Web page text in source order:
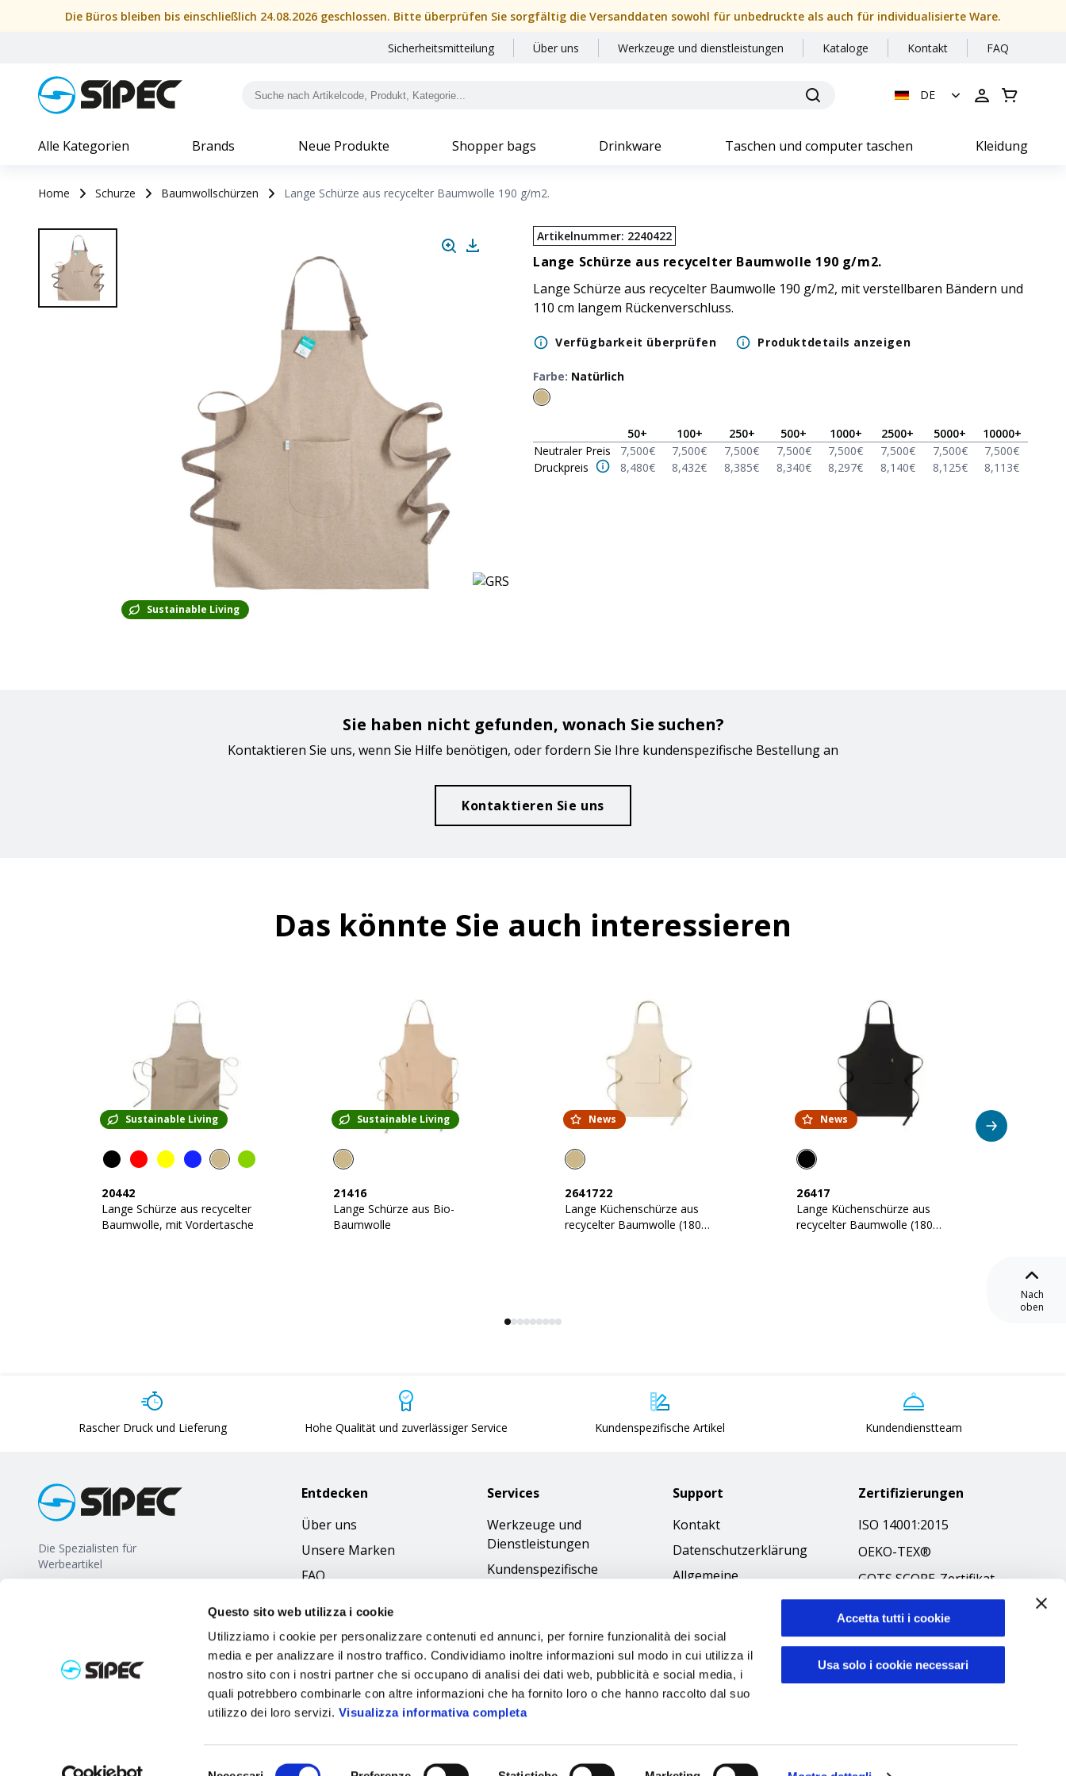
Questo sito web utilizza i cookie
Utilizziamo i cookie per personalizzare contenuti ed annunci, per fornire funzionalità dei social
media e per analizzare il nostro traffico. Condividiamo inoltre informazioni sul modo in cui utilizza il
nostro sito con i nostri partner che si occupano di analisi dei dati web, pubblicità e social media, i
quali potrebbero combinarle con altre informazioni che ha fornito loro o che hanno raccolto dal suo
utilizzo dei loro servizi. Visualizza informativa completa
Accetta tutti i cookie
Usa solo i cookie necessari
Die Büros bleiben bis einschließlich 24.08.2026 geschlossen. Bitte überprüfen Sie sorgfältig die Versanddaten sowohl für unbedruckte als auch für individualisierte Ware.
Sicherheitsmitteilung Über uns Werkzeuge und dienstleistungen Kataloge Kontakt FAQ
DE
Alle Kategorien Brands Neue Produkte Shopper bags Drinkware Taschen und computer taschen Kleidung
Home Schurze Baumwollschürzen Lange Schürze aus recycelter Baumwolle 190 g/m2.
Sustainable Living
Artikelnummer: 2240422
Lange Schürze aus recycelter Baumwolle 190 g/m2.
Lange Schürze aus recycelter Baumwolle 190 g/m2, mit verstellbaren Bändern und
110 cm langem Rückenverschluss.
Verfügbarkeit überprüfen Produktdetails anzeigen
Farbe: Natürlich
50+ 100+ 250+ 500+ 1000+ 2500+ 5000+ 10000+
Neutraler Preis
7,500€ 7,500€ 7,500€ 7,500€ 7,500€ 7,500€ 7,500€ 7,500€
Druckpreis
8,480€ 8,432€ 8,385€ 8,340€ 8,297€ 8,140€ 8,125€ 8,113€
Sie haben nicht gefunden, wonach Sie suchen?
Kontaktieren Sie uns, wenn Sie Hilfe benötigen, oder fordern Sie Ihre kundenspezifische Bestellung an
Kontaktieren Sie uns
Das könnte Sie auch interessieren
Sustainable Living
20442
Lange Schürze aus recycelter
Baumwolle, mit Vordertasche
Sustainable Living
21416
Lange Schürze aus Bio-
Baumwolle
News
2641722
Lange Küchenschürze aus
recycelter Baumwolle (180
News
26417
Lange Küchenschürze aus
recycelter Baumwolle (180
Nach
oben
Rascher Druck und Lieferung Hohe Qualität und zuverlässiger Service Kundenspezifische Artikel Kundendienstteam
Die Spezialisten für
Werbeartikel
Entdecken
Über uns
Unsere Marken
FAQ
Services
Werkzeuge und
Dienstleistungen
Kundenspezifische
Bilder-Download
Support
Kontakt
Datenschutzerklärung
Allgemeine
Accessibilità
Ethikkodex
Zertifizierungen
ISO 14001:2015
OEKO-TEX®
GOTS SCOPE-Zertifikat
GRS SCOPE-Zertifikat
Umweltpolitik
Produktsicherheit